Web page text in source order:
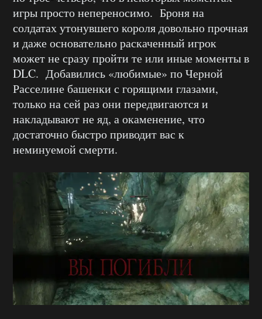
игры просто непереносимо. Броня на
солдатах утонувшего короля довольно прочная
и даже основательно раскаченный игрок
может не сразу пройти те или иные моменты в
DLC. Добавились «любимые» по Черной
Расселине башенки с горящими глазами,
только на сей раз они передвигаются и
накладывают не яд, а окаменение, что
достаточно быстро приводит вас к
неминуемой смерти.